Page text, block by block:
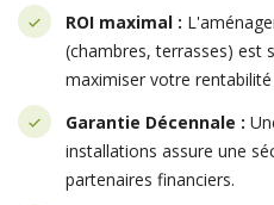
ROI maximal :
(chambres, terrasses) est
maximiser votre
Garantie Décennale :
installations assure une
partenaires financiers.